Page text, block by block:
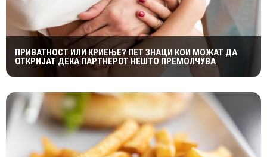
ПРИВАТНОСТ ИЛИ КРИЕЊЕ? ПЕТ ЗНАЦИ КОИ МОЖАТ ДА
ОТКРИЈАТ ДЕКА ПАРТНЕРОТ НЕШТО ПРЕМОЛЧУВА